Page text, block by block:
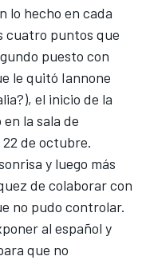
lo hecho en cada
cuatro puntos que
puesto con
le quitó Iannone
el inicio de la
la sala de
de octubre.
y luego más
de colaborar con
no pudo controlar.
al español y
que no